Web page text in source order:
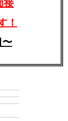
接
！
〜